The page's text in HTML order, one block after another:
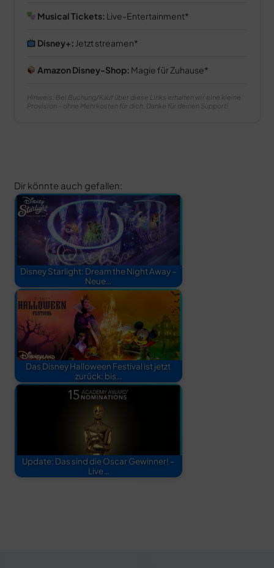
Musical Tickets: Live-Entertainment
Disney+: Jetzt streamen
Amazon Disney-Shop: Magie für Zuhause
Hinweis: Bei Buchung/Kauf über diese Links erhalten wir eine kleine
Provision – ohne Mehrkosten für dich. Danke für deinen Support!
Dir könnte auch gefallen:
Disney Starlight: Dream the Night Away –
Neue…
Das Disney Halloween Festival ist jetzt
zurück: bis…
Update: Das sind die Oscar Gewinner! –
Live…